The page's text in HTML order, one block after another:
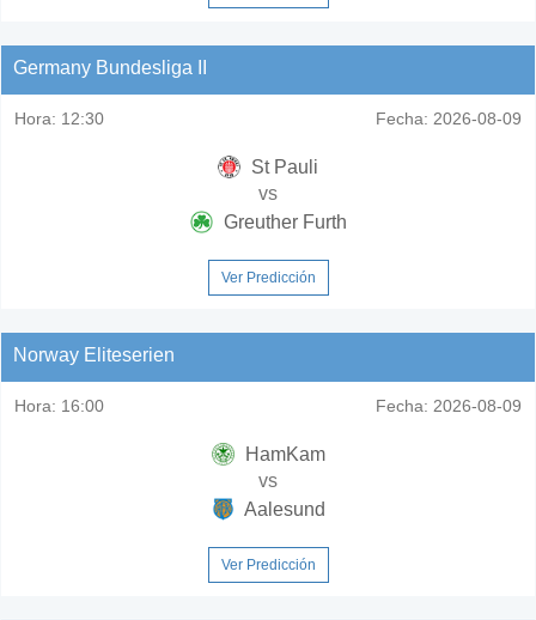
Germany Bundesliga II
Hora: 12:30 Fecha: 2026-08-09
St Pauli
vs
Greuther Furth
Ver Predicción
Norway Eliteserien
Hora: 16:00 Fecha: 2026-08-09
HamKam
vs
Aalesund
Ver Predicción